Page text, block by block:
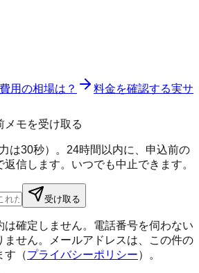
用の相場は？ 料金を確認する実サ
メモを受け取る
は30秒）。24時間以内に、申込前の
信します。いつでも中止できます。
受け取る
は確定しません。電話番号を伺わない
ません。メールアドレスは、この件の
す（プライバシーポリシー）。